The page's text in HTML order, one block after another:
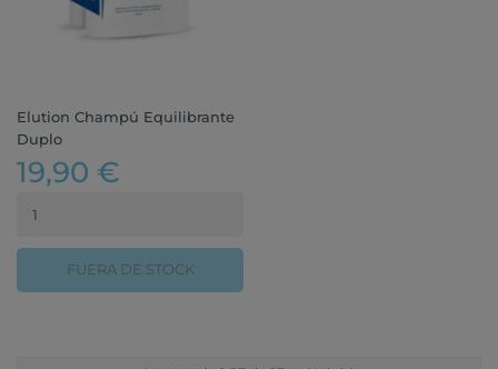
Elution Champú Equilibrante
Duplo
19,90 €
FUERA DE STOCK